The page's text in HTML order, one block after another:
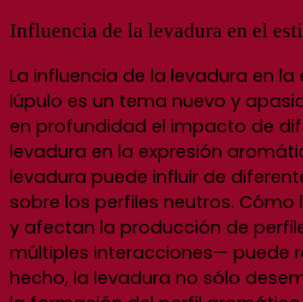
Influencia de la levadura en el
La influencia de la levadura en la
lúpulo es un tema nuevo y
en profundidad el impacto de
levadura en la expresión
levadura puede influir de
sobre los perfiles neutros.
y afectan la producción de
múltiples interacciones— puede
hecho, la levadura no sólo